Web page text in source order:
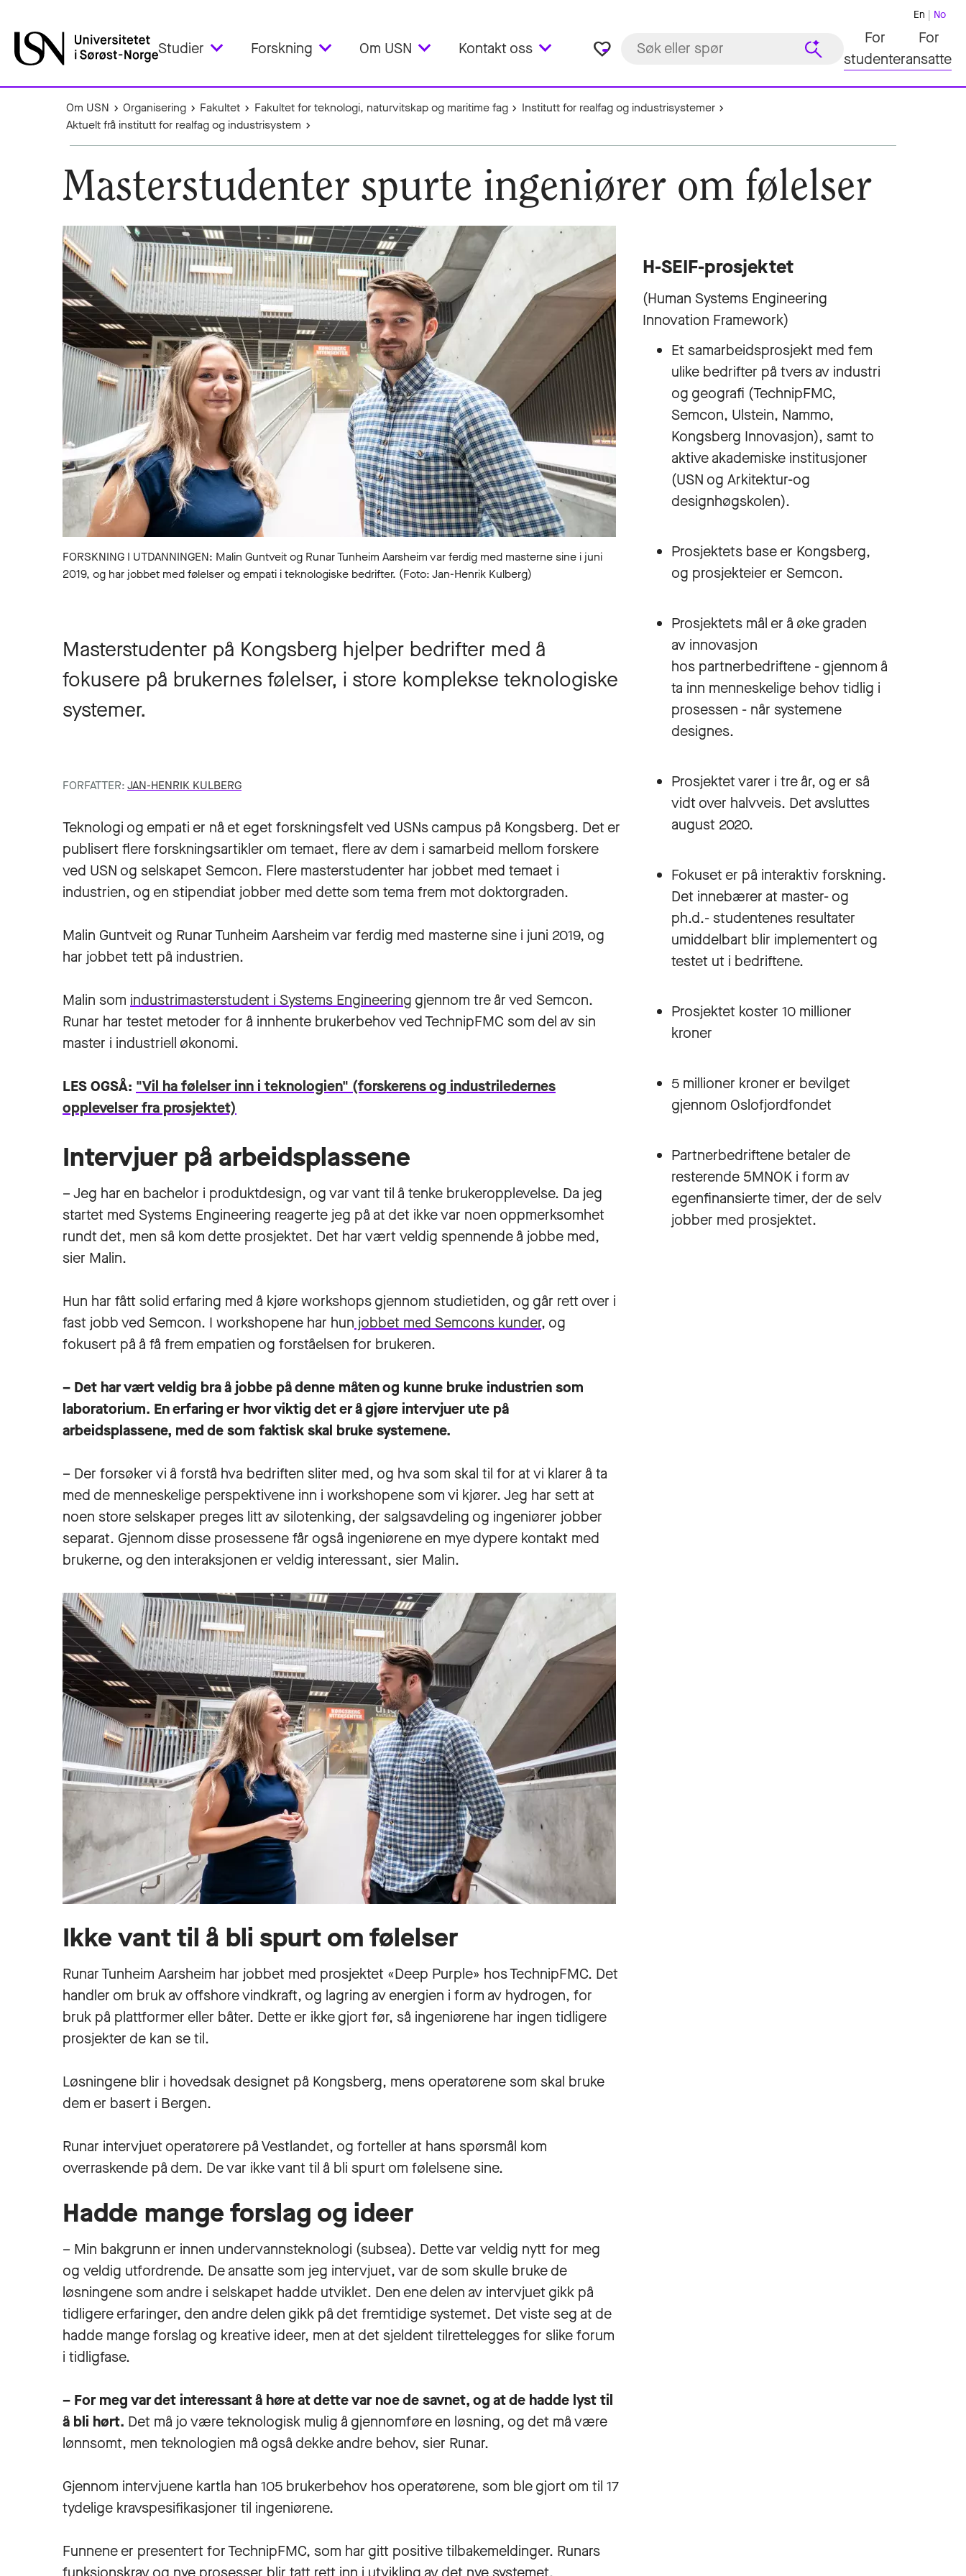
Studier Forskning Om USN Kontakt oss favorite_border
En No
For
studenter
For
ansatte
Om USN Organisering Fakultet Fakultet for teknologi, naturvitskap og maritime fag
Institutt for realfag og industrisystemer
Aktuelt frå institutt for realfag og industrisystem
Masterstudenter spurte ingeniører om følelser
FORSKNING I UTDANNINGEN: Malin Guntveit og Runar Tunheim Aarsheim var ferdig med masterne sine i juni
2019, og har jobbet med følelser og empati i teknologiske bedrifter. (Foto: Jan-Henrik Kulberg)
Masterstudenter på Kongsberg hjelper bedrifter med å
fokusere på brukernes følelser, i store komplekse teknologiske
systemer.
FORFATTER:JAN-HENRIK KULBERG
Teknologi og empati er nå et eget forskningsfelt ved USNs campus på Kongsberg. Det er
publisert flere forskningsartikler om temaet, flere av dem i samarbeid mellom forskere
ved USN og selskapet Semcon. Flere masterstudenter har jobbet med temaet i
industrien, og en stipendiat jobber med dette som tema frem mot doktorgraden.
Malin Guntveit og Runar Tunheim Aarsheim var ferdig med masterne sine i juni 2019, og
har jobbet tett på industrien.
Malin som industrimasterstudent i Systems Engineering gjennom tre år ved Semcon.
Runar har testet metoder for å innhente brukerbehov ved TechnipFMC som del avsin
master i industriell økonomi.
LES OGSÅ: "Vil ha følelser inn i teknologien" (forskerens og industriledernes
opplevelser fra prosjektet)
Intervjuer på arbeidsplassene
– Jeg har en bachelor i produktdesign, og var vant til å tenke brukeropplevelse. Da jeg
startet med Systems Engineering reagerte jeg på at det ikke var noen oppmerksomhet
rundt det, men så kom dette prosjektet. Det har vært veldig spennende å jobbe med,
sier Malin.
Hun har fått solid erfaring med å kjøre workshops gjennom studietiden, og går rett over i
fast jobb ved Semcon. I workshopene har hun jobbet med Semcons kunder, og
fokusert på å få frem empatien og forståelsen for brukeren.
– Det har vært veldig bra å jobbe på denne måten og kunne bruke industrien som
laboratorium. En erfaring er hvor viktig det er å gjøre intervjuer ute på
arbeidsplassene, med de som faktisk skal bruke systemene.
– Der forsøker vi å forstå hva bedriften sliter med, og hva som skal til for at vi klarer å ta
med de menneskelige perspektivene inn i workshopene som vi kjører. Jeg har sett at
noen store selskaper preges litt av silotenking, der salgsavdeling og ingeniører jobber
separat. Gjennom disse prosessene får også ingeniørene en mye dypere kontakt med
brukerne, og den interaksjonen er veldig interessant, sier Malin.
Ikke vant til å bli spurt om følelser
Runar Tunheim Aarsheim har jobbet med prosjektet «Deep Purple» hos TechnipFMC. Det
handler om bruk av offshore vindkraft, og lagring av energien i form av hydrogen, for
bruk på plattformer eller båter. Dette er ikke gjort før, så ingeniørene har ingen tidligere
prosjekter de kan se til.
Løsningene blir i hovedsak designet på Kongsberg, mens operatørene som skal bruke
dem er basert i Bergen.
Runar intervjuet operatørere på Vestlandet, og forteller at hans spørsmål kom
overraskende på dem. De var ikke vant til å bli spurt om følelsene sine.
Hadde mange forslag og ideer
– Min bakgrunn er innen undervannsteknologi (subsea). Dette var veldig nytt for meg
og veldig utfordrende. De ansatte som jeg intervjuet, var de som skulle bruke de
løsningene som andre i selskapet hadde utviklet. Den ene delen av intervjuet gikk på
tidligere erfaringer, den andre delen gikk på det fremtidige systemet. Det viste seg at de
hadde mange forslag og kreative ideer, men at det sjeldent tilrettelegges for slike forum
i tidligfase.
– For meg var det interessant å høre at dette var noe de savnet, og at de hadde lyst til
å bli hørt. Det må jo være teknologisk mulig å gjennomføre en løsning, og det må være
lønnsomt, men teknologien må også dekke andre behov, sier Runar.
Gjennom intervjuene kartla han 105 brukerbehov hos operatørene, som ble gjort om til 17
tydelige kravspesifikasjoner til ingeniørene.
Funnene er presentert for TechnipFMC, som har gitt positive tilbakemeldinger. Runars
H-SEIF-prosjektet
(Human Systems Engineering
Innovation Framework)
Et samarbeidsprosjekt med fem
ulike bedrifter på tvers av industri
og geografi (TechnipFMC,
Semcon, Ulstein, Nammo,
Kongsberg Innovasjon), samt to
aktive akademiske institusjoner
(USN og Arkitektur-og
designhøgskolen).
Prosjektets base er Kongsberg,
og prosjekteier er Semcon.
Prosjektets mål er å øke graden
av innovasjon
hos partnerbedriftene - gjennom å
ta inn menneskelige behov tidlig i
prosessen - når systemene
designes.
Prosjektet varer i tre år, og er så
vidt over halvveis. Det avsluttes
august 2020.
Fokuset er på interaktiv forskning.
Det innebærer at master- og
ph.d.- studentenes resultater
umiddelbart blir implementert og
testet ut i bedriftene.
Prosjektet koster 10 millioner
kroner
5 millioner kroner er bevilget
gjennom Oslofjordfondet
Partnerbedriftene betaler de
resterende 5MNOK i form av
egenfinansierte timer, der de selv
jobber med prosjektet.